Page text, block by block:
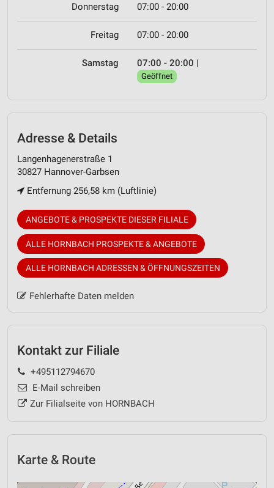
Donnerstag 07:00 - 20:00
Freitag 07:00 - 20:00
Samstag 07:00 - 20:00 |
Geöffnet
Adresse & Details
Langenhagenerstraße 1
30827 Hannover-Garbsen
Entfernung 256,58 km (Luftlinie)
ANGEBOTE & PROSPEKTE DIESER FILIALE
ALLE HORNBACH PROSPEKTE & ANGEBOTE
ALLE HORNBACH ADRESSEN & ÖFFNUNGSZEITEN
Fehlerhafte Daten melden
Kontakt zur Filiale
+495112794670
E-Mail schreiben
Zur Filialseite von HORNBACH
Karte & Route